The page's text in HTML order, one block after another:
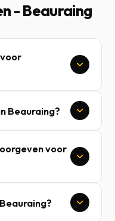
- Beauraing
Beauraing?
voor